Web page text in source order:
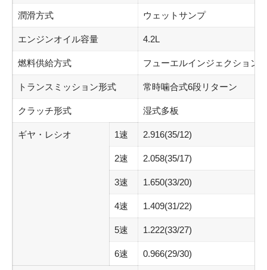
潤滑方式 ウェットサンプ
エンジンオイル容量 4.2L
燃料供給方式 フューエルインジェクション
トランスミッション形式 常時噛合式6段リターン
クラッチ形式 湿式多板
ギヤ・レシオ 1速 2.916(35/12)
2速 2.058(35/17)
3速 1.650(33/20)
4速 1.409(31/22)
5速 1.222(33/27)
6速 0.966(29/30)